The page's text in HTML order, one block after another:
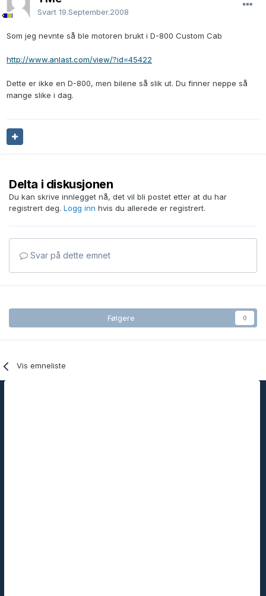
Svart 19.September.2008
Som jeg nevnte så ble motoren brukt i D-800 Custom Cab
http://www.anlast.com/view/?id=45422
Dette er ikke en D-800, men bilene så slik ut. Du finner neppe så
mange slike i dag.
Delta i diskusjonen
Du kan skrive innlegget nå, det vil bli postet etter at du har
registrert deg. Logg inn hvis du allerede er registrert.
Svar på dette emnet
Følgere 0
Vis emneliste